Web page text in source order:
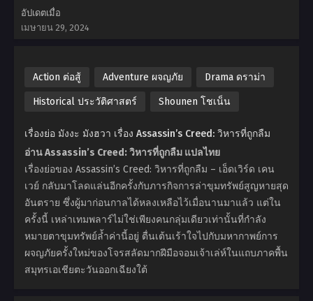
อัปเดตเมื่อ
เมษายน 29, 2024
Action ต่อสู้ Adventure ผจญภัย Drama ดราม่า
Historical ประวัติศาสตร์ Shounen โชเน็น
เรื่องย่อ มังงะ มังฮวา เรื่อง Assassin’s Creed: วิหารที่ถูกลืม
อ่าน Assassin’s Creed: วิหารที่ถูกลืม แปลไทย
เรื่องย่อของ Assassin’s Creed: วิหารที่ถูกลืม – เอ็ดเวิร์ด เคน
เวย์ กลับมาโลดแล่นอีกครั้งกับภารกิจการล่าขุมทรัพย์สูญหายสุด
อันตราย ซึ่งผู้มาก่อนกาลได้หลงเหลือไว้เมื่อนานมาแล้ว แต่ใน
ครั้งนี้ เหล่าเทมพลาร์ไม่ใช่เพียงคนกลุ่มเดียวเท่านั้นที่กำลัง
หมายตาขุมทรัพย์ล้ำค่านี้อยู่ ตื่นเต้นเร้าใจไปกับมหากาพย์การ
ผจญภัยครั้งใหม่ของโจรสลัดมากฝีมือจอมเจ้าเล่ห์ในแถบภาคพื้น
สมุทรเอเชียตะวันออกเฉียงใต้